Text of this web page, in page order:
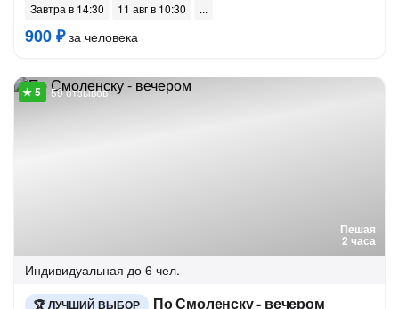
Завтра в 14:30 11 авг в 10:30
900 ₽за человека
Пешая
2 часа
59 отзывов
Индивидуальная до 6 чел.
ЛУЧШИЙ ВЫБОР По Смоленску - вечером